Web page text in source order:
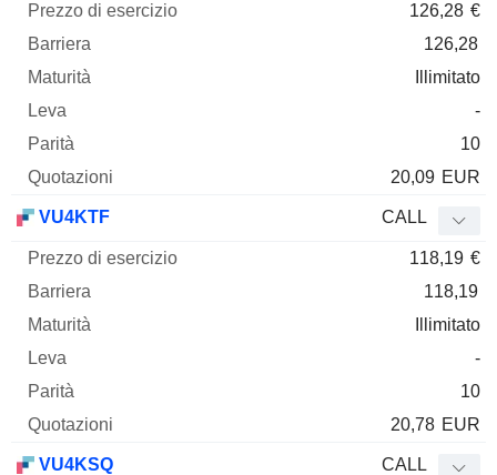
126,28 €
126,28
Illimitato
-
10
20,09 EUR
VU4KTF CALL
118,19 €
118,19
Illimitato
-
10
20,78 EUR
VU4KSQ CALL